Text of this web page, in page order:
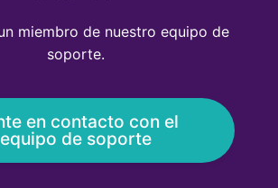
miembro de nuestro equipo de
soporte.
en contacto con el
equipo de soporte